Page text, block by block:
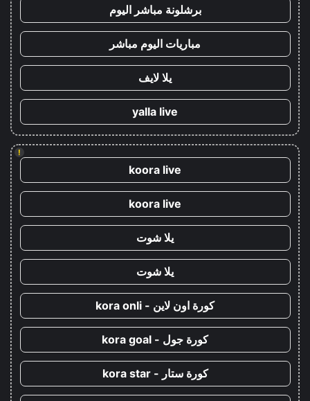
برشلونة مباشر اليوم
مباريات اليوم مباشر
يلا لايف
yalla live
!
koora live
koora live
يلا شوت
يلا شوت
كورة اون لاين - kora onli
كورة جول - kora goal
كورة ستار - kora star